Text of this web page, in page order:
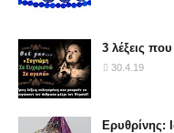
3 λέξεις
30.4.19
Ερυθρίνης: